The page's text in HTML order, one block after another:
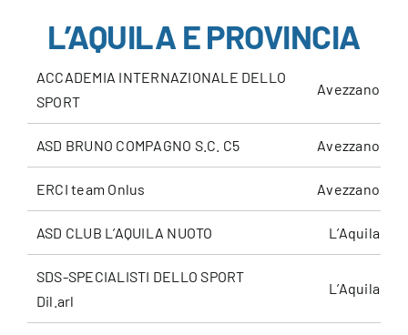
L’AQUILA E PROVINCIA
ACCADEMIA INTERNAZIONALE DELLO
SPORT
Avezzano
ASD BRUNO COMPAGNO S.C. C5 Avezzano
ERCI team Onlus Avezzano
ASD CLUB L’AQUILA NUOTO L’Aquila
SDS-SPECIALISTI DELLO SPORT
Dil.arl
L’Aquila